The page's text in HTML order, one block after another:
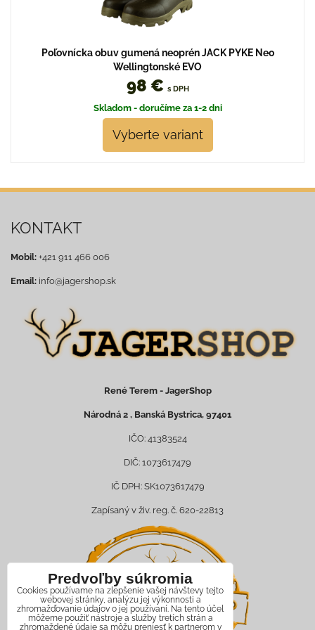
Poľovnícka obuv gumená neoprén JACK PYKE Neo
Wellingtonské EVO
98 € s DPH
Skladom - doručíme za 1-2 dni
Vyberte variant
KONTAKT
Mobil: +421 911 466 006
Email: info@jagershop.sk
René Terem - JagerShop
Národná 2 , Banská Bystrica, 97401
IČO: 41383524
DIČ: 1073617479
IČ DPH: SK1073617479
Zapísaný v živ. reg. č. 620-22813
Predvoľby súkromia
Cookies používame na zlepšenie vašej návštevy tejto
webovej stránky, analýzu jej výkonnosti a
zhromažďovanie údajov o jej používaní. Na tento účel
môžeme použiť nástroje a služby tretích strán a
zhromaždené údaje sa môžu preniesť k partnerom v